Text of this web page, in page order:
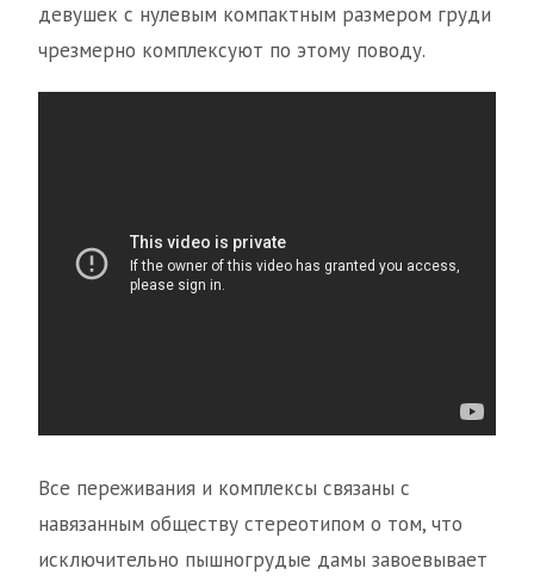
девушек с нулевым компактным размером груди
чрезмерно комплексуют по этому поводу.
Все переживания и комплексы связаны с
навязанным обществу стереотипом о том, что
исключительно пышногрудые дамы завоевывает